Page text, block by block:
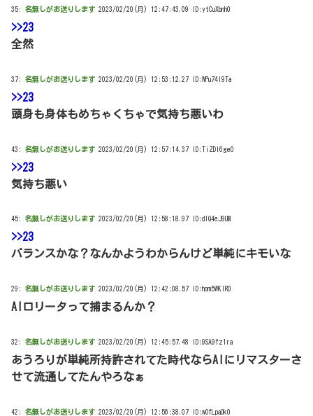
35: 名無しがお送りします 2023/02/20(月) 12:47:43.09 ID:ytCuXbnh0
>>23
全然
37: 名無しがお送りします 2023/02/20(月) 12:53:12.27 ID:WPu74I9Ta
>>23
頭身も身体もめちゃくちゃで気持ち悪いわ
43: 名無しがお送りします 2023/02/20(月) 12:57:14.37 ID:TiZDI6ge0
>>23
気持ち悪い
45: 名無しがお送りします 2023/02/20(月) 12:58:18.97 ID:dIQ4eJ9UM
>>23
バランスかな？なんかようわからんけど単純にキモいな
29: 名無しがお送りします 2023/02/20(月) 12:42:08.57 ID:hom5WKlR0
AIロリータって捕まるんか？
32: 名無しがお送りします 2023/02/20(月) 12:45:57.48 ID:9SA9fz1ra
あうろりが単純所持許されてた時代ならAIにリマスターさ
せて流通してたんやろなぁ
42: 名無しがお送りします 2023/02/20(月) 12:56:38.07 ID:wOfLpaOk0